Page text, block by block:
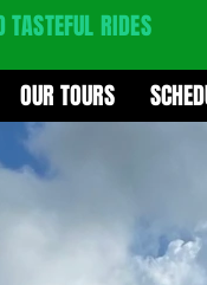
TASTEFUL RIDES
OUR TOURS